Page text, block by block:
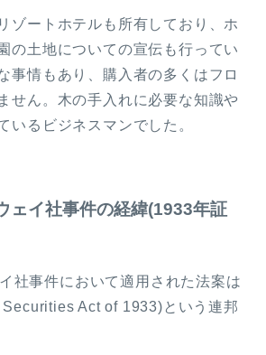
ゾートホテルも所有しており、ホ
の土地についての宣伝も行ってい
事情もあり、購入者の多くはフロ
せん。木の手入れに必要な知識や
いるビジネスマンでした。
ェイ社事件の経緯(1933年証
社事件において適用された法案は
Securities Act of 1933) という連邦